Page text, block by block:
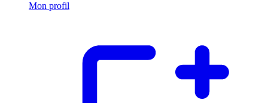
Mon profil